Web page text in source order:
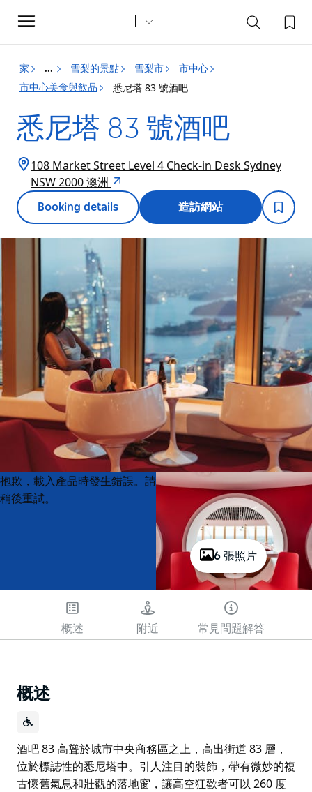
Toggle
navigation
家 ... 雪梨的景點 雪梨市
市中心
市中心美食與飲品
悉尼塔 83 號酒吧
悉尼塔 83 號酒吧
108 Market Street Level 4 Check-in Desk Sydney
NSW 2000 澳洲
Booking details 造訪網站
6 張照片
Product
List
Product
List
抱歉，載入產品時發生錯誤。請
稍後重試。
概述 附近 常見問題解答
概述
酒吧 83 高聳於城市中央商務區之上，高出街道 83 層，
位於標誌性的悉尼塔中。引人注目的裝飾，帶有微妙的複
古懷舊氣息和壯觀的落地窗，讓高空狂歡者可以 260 度